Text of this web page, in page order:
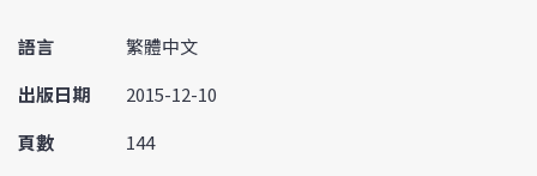
語言
繁體中文
出版日期
2015-12-10
頁數
144